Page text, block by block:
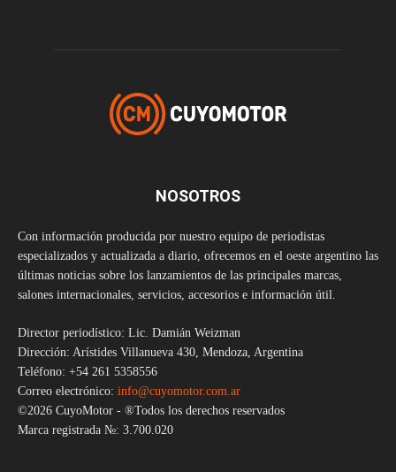
NOSOTROS
Con información producida por nuestro equipo de periodistas
especializados y actualizada a diario, ofrecemos en el oeste argentino las
últimas noticias sobre los lanzamientos de las principales marcas,
salones internacionales, servicios, accesorios e información útil.
Director periodístico: Lic. Damián Weizman
Dirección: Arístides Villanueva 430, Mendoza, Argentina
Teléfono: +54 261 5358556
Correo electrónico: info@cuyomotor.com.ar
©2026 CuyoMotor - ®Todos los derechos reservados
Marca registrada №: 3.700.020